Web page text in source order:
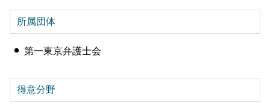
所属団体
第一東京弁護士会
得意分野